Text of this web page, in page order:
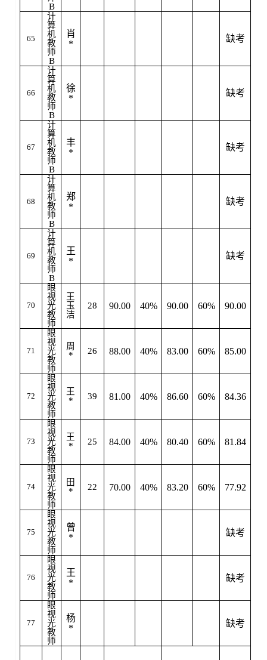
B
65
计
算
机
教
师
B
肖
*
缺考
66
计
算
机
教
师
B
徐
*
缺考
67
计
算
机
教
师
B
丰
*
缺考
68
计
算
机
教
师
B
郑
*
缺考
69
计
算
机
教
师
B
王
*
缺考
70
眼
视
光
教
师
王
玉
洁
28 90.00 40% 90.00 60% 90.00
71
眼
视
光
教
师
周
*
26 88.00 40% 83.00 60% 85.00
72
眼
视
光
教
师
王
*
39 81.00 40% 86.60 60% 84.36
73
眼
视
光
教
师
王
*
25 84.00 40% 80.40 60% 81.84
74
眼
视
光
教
师
田
*
22 70.00 40% 83.20 60% 77.92
75
眼
视
光
教
师
曾
*
缺考
76
眼
视
光
教
师
王
*
缺考
77
眼
视
光
教
师
杨
*
缺考